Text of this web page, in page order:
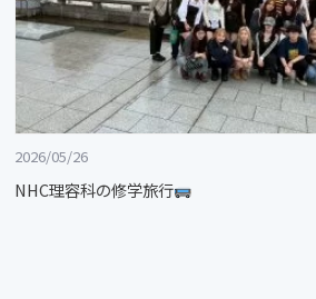
2026/05/26
NHC理容科の修学旅行